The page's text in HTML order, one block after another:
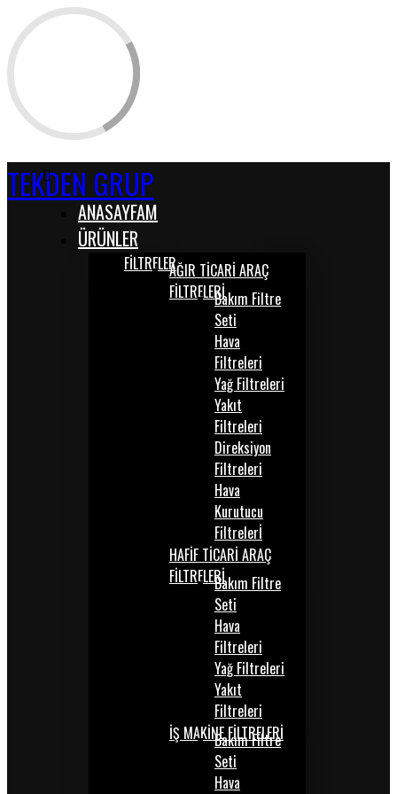
TEKDEN GRUP
ANASAYFAM
ÜRÜNLER
FİLTRELERAĞIR TİCARİ ARAÇ
FİLTRELERİBakım Filtre
Seti
Hava
Filtreleri
Yağ Filtreleri
Yakıt
Filtreleri
Direksiyon
Filtreleri
Hava
Kurutucu
Filtrelerİ
HAFİF TİCARİ ARAÇ
FİLTRELERİBakım Filtre
Seti
Hava
Filtreleri
Yağ Filtreleri
Yakıt
Filtreleri
İŞ MAKİNE FİLTRELERİ
Bakım Filtre
Seti
Hava